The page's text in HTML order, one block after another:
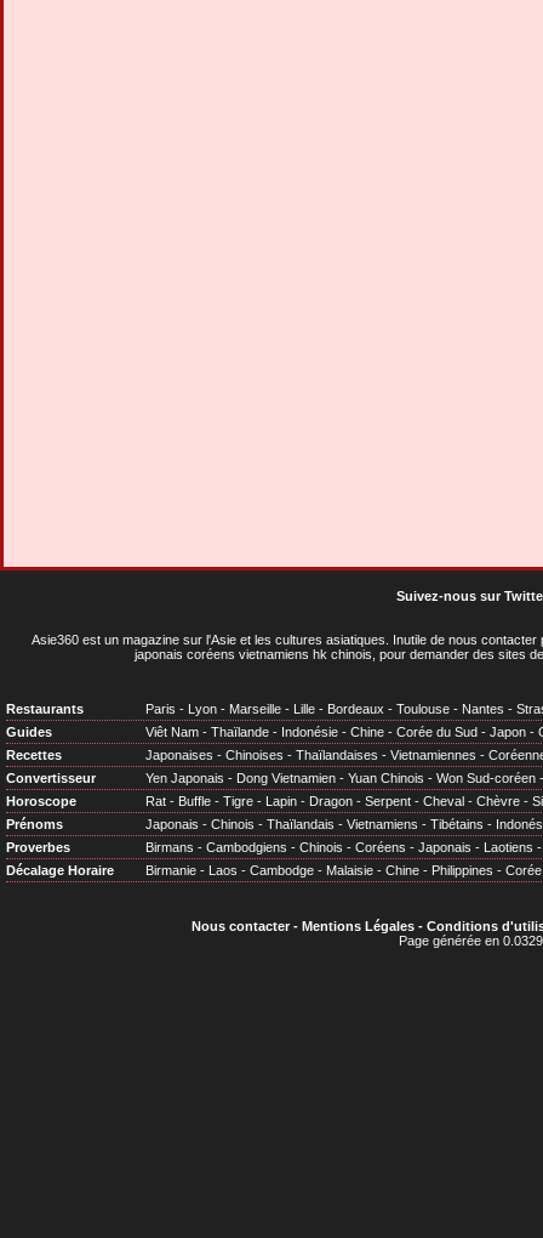
Suivez-nous sur
Asie360 est un magazine sur l'Asie et les cultures asiatiques . Inutile de nous
japonais coréens vietnamiens hk chinois, pour demander des sites
Restaurants Paris - Lyon - Marseille - Lille - Bordeaux - Toulouse - Nantes -
Guides
Viêt Nam - Thaïlande - Indonésie - Chine - Corée du Sud - Japon -
Recettes
Japonaises - Chinoises - Thaïlandaises - Vietnamiennes -
Convertisseur
Yen Japonais - Dong Vietnamien - Yuan Chinois - Won Sud-coréen
Horoscope
Rat - Buffle - Tigre - Lapin - Dragon - Serpent - Cheval - Chèvre -
Prénoms
Japonais - Chinois - Thaïlandais - Vietnamiens - Tibétains -
Proverbes
Birmans - Cambodgiens - Chinois - Coréens - Japonais - Laotiens
Décalage Horaire
Birmanie - Laos - Cambodge - Malaisie - Chine - Philippines - Corée
Nous contacter- Mentions Légales- Conditions
Page générée en